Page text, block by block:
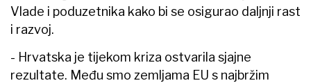
Vlade i poduzetnika kako bi se osigurao daljnji rast
i razvoj.
- Hrvatska je tijekom kriza ostvarila sjajne
rezultate. Među smo zemljama EU s najbržim